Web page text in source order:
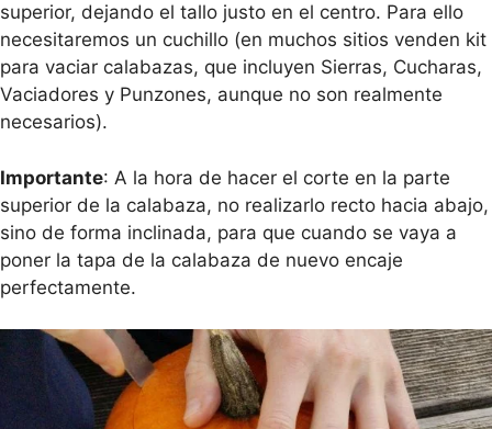
superior, dejando el tallo justo en el centro. Para ello
necesitaremos un cuchillo (en muchos sitios venden kit
para vaciar calabazas, que incluyen Sierras, Cucharas,
Vaciadores y Punzones, aunque no son realmente
necesarios).
Importante: A la hora de hacer el corte en la parte
superior de la calabaza, no realizarlo recto hacia abajo,
sino de forma inclinada, para que cuando se vaya a
poner la tapa de la calabaza de nuevo encaje
perfectamente.